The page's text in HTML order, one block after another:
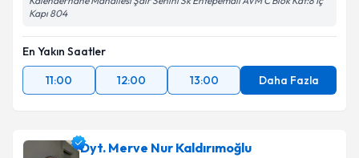
Kapı 804
En Yakın Saatler
11:00
12:00 13:00 Daha Fazla
Dyt. Merve Nur Kaldırımoğlu